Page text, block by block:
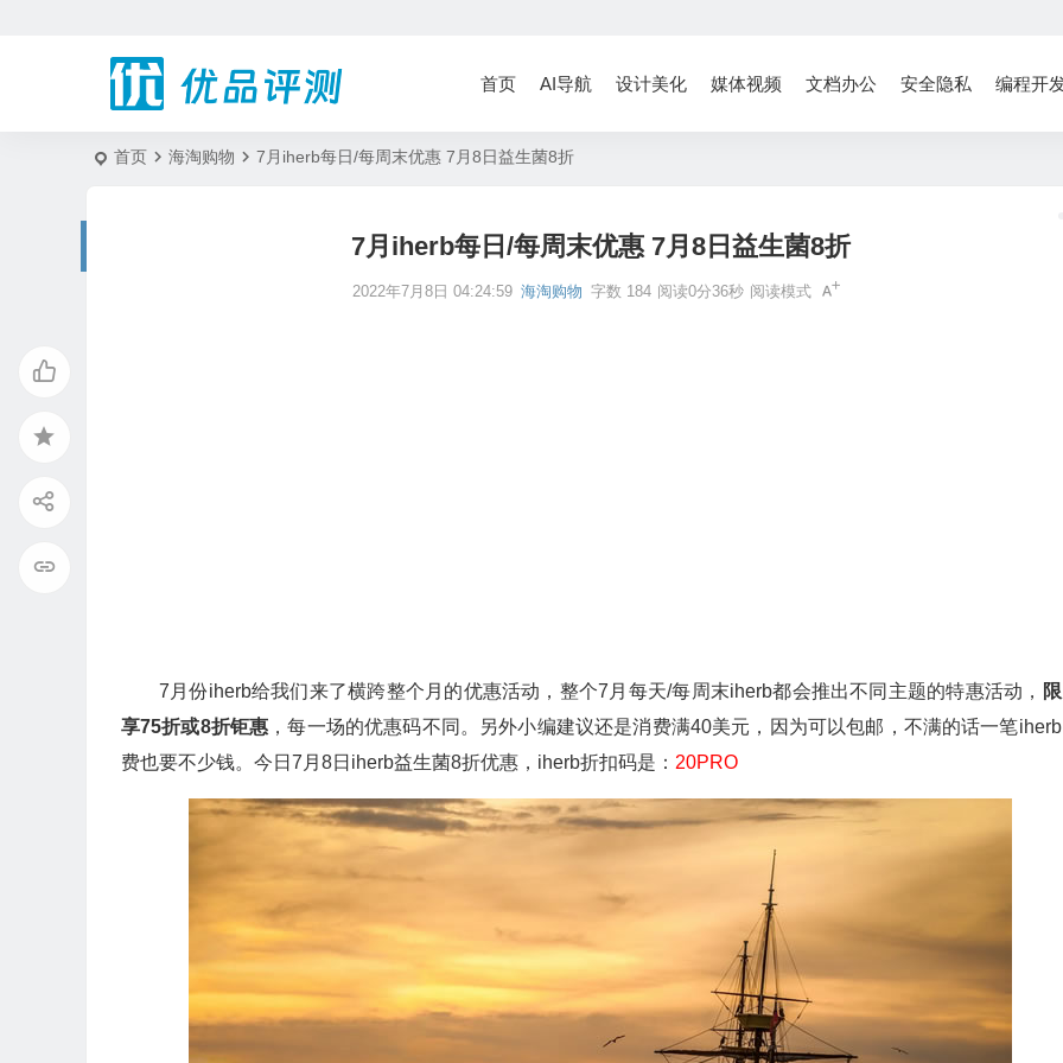
首页 AI导航 设计美化 媒体视频 文档办公 安全隐私 编程开
首页 海淘购物 7月iherb每日/每周末优惠 7月8日益生菌8折
7月iherb每日/每周末优惠 7月8日益生菌8折
2022年7月8日 04:24:59 海淘购物 字数 184 阅读0分36秒 阅读模式
7月份iherb给我们来了横跨整个月的优惠活动，整个7月每天/每周末iherb都会推出不同主题的特惠活动，
享75折或8折钜惠 ，每一场的优惠码不同。另外小编建议还是消费满40美元，因为可以包邮，不满的话一笔
费也要不少钱。今日7月8日iherb益生菌8折优惠，iherb折扣码是： 20PRO